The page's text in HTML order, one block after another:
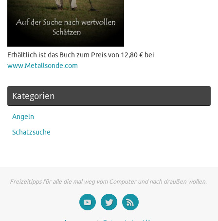
Erhältlich ist das Buch zum Preis von 12,80 € bei
www.Metallsonde.com
Kategorien
Angeln
Schatzsuche
Freizeitipps für alle die mal weg vom Computer und nach draußen wollen.